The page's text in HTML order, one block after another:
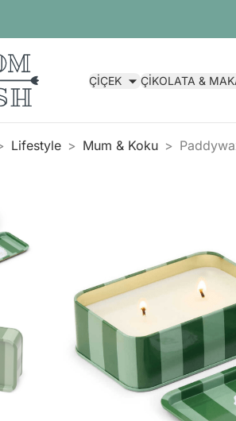
ÇİÇEK ÇİKOLATA &
Lifestyle Mum & Koku